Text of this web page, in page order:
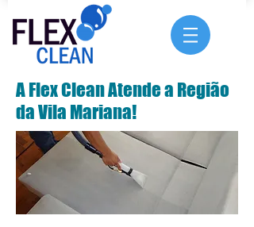
A Flex Clean Atende a Região
da Vila Mariana!